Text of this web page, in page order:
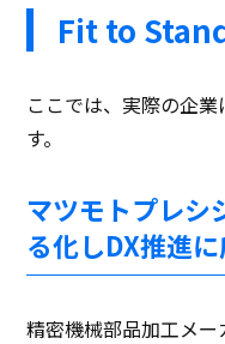
Fit to
ここでは、実際の企
す。
マツモトプレシ
る化しDX推進
精密機械部品加工メ